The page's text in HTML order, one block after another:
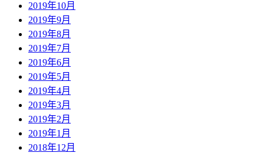
2019年10月
2019年9月
2019年8月
2019年7月
2019年6月
2019年5月
2019年4月
2019年3月
2019年2月
2019年1月
2018年12月